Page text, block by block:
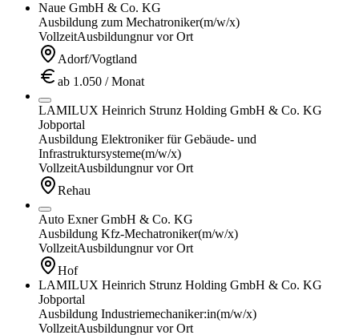
Naue GmbH & Co. KG
Ausbildung zum Mechatroniker(m/w/x)
VollzeitAusbildungnur vor Ort
Adorf/Vogtland
ab 1.050 / Monat
LAMILUX Heinrich Strunz Holding GmbH & Co. KG
Jobportal
Ausbildung Elektroniker für Gebäude- und
Infrastruktursysteme(m/w/x)
VollzeitAusbildungnur vor Ort
Rehau
Auto Exner GmbH & Co. KG
Ausbildung Kfz-Mechatroniker(m/w/x)
VollzeitAusbildungnur vor Ort
Hof
LAMILUX Heinrich Strunz Holding GmbH & Co. KG
Jobportal
Ausbildung Industriemechaniker:in(m/w/x)
VollzeitAusbildungnur vor Ort